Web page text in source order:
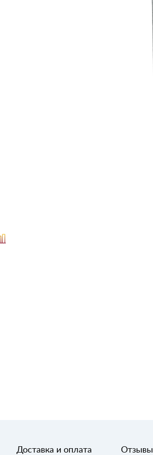
Доставка и оплата Отзывы